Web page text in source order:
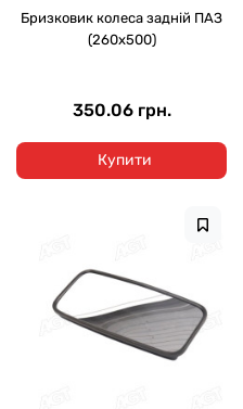
Бризковик колеса задній ПАЗ
(260х500)
350.06 грн.
Купити